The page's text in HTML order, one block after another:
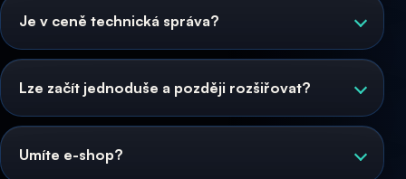
Je v ceně technická správa?
Lze začít jednoduše a později rozšiřovat?
Umíte e-shop?